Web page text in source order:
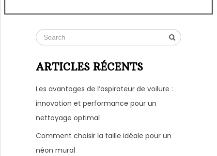
ARTICLES RÉCENTS
Les avantages de l’aspirateur de voilure :
innovation et performance pour un
nettoyage optimal
Comment choisir la taille idéale pour un
néon mural